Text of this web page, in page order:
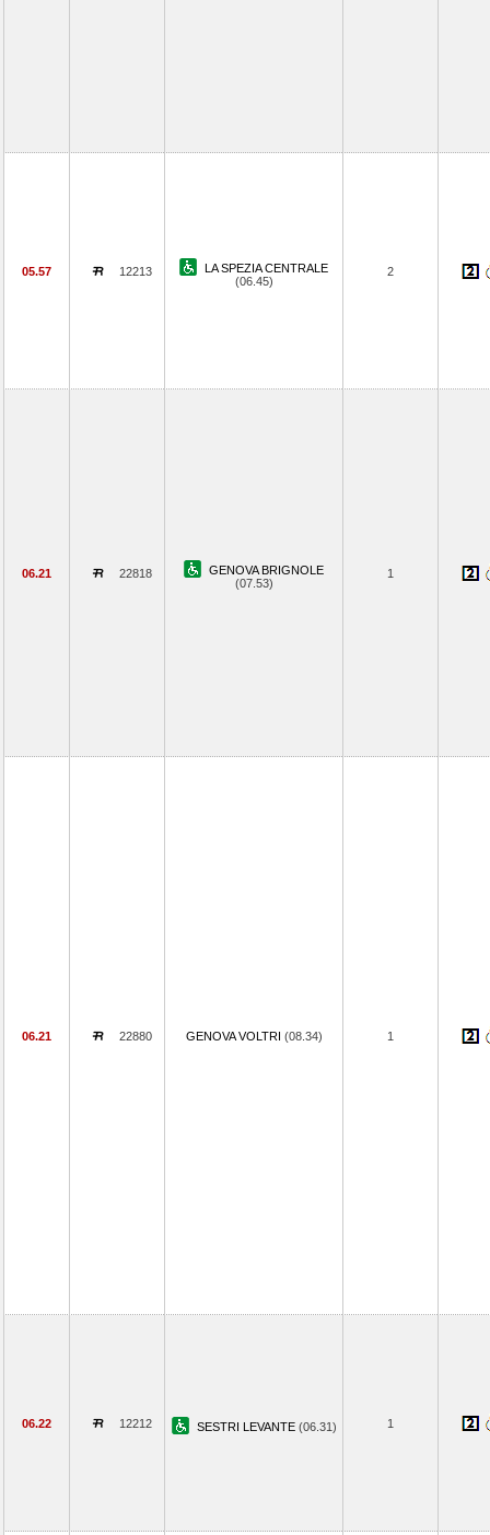
05.57 12213
LA SPEZIA CENTRALE
(06.45)
2
06.21 22818
GENOVA BRIGNOLE
(07.53)
1
06.21 22880 GENOVA VOLTRI (08.34) 1
06.22 12212 SESTRI LEVANTE (06.31) 1